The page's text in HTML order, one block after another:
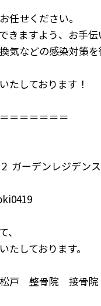
任せください。
きますよう、お手伝
気などの感染対策
たしております！
＝＝＝＝＝＝
ガーデンレジデンス
しております。
整骨院 接骨院